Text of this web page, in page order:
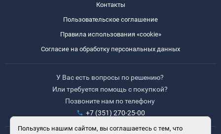
Контакты
Пользовательское соглашение
Правила использования «cookie»
Согласие на обработку персональных данных
У Вас есть вопросы по решению?
Или требуется помощь с покупкой?
Позвоните нам по телефону
+7 (351) 270-25-00
Пользуясь нашим сайтом, вы соглашаетесь с тем, что